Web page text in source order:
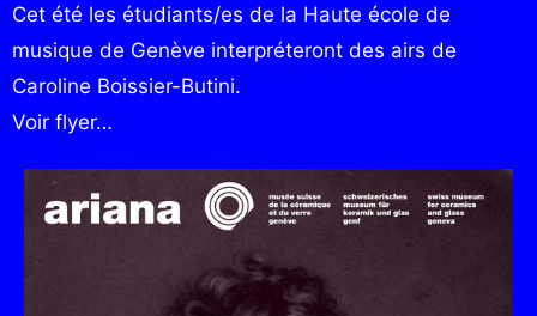
Cet été les étudiants/es de la Haute école de
musique de Genève interpréteront des airs de
Caroline Boissier-Butini.
Voir flyer…